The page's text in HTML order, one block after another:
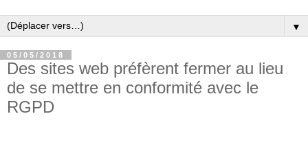
▼
05/05/2018
Des sites web préfèrent fermer au lieu
de se mettre en conformité avec le
RGPD